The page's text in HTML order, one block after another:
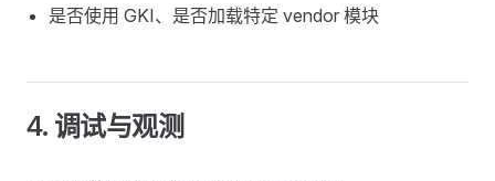
是否使用 GKI、是否加载特定 vendor 模块
4. 调试与观测